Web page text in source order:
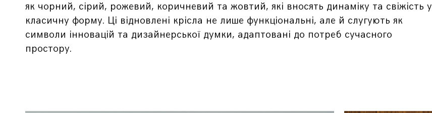
як чорний, сірий, рожевий, коричневий та жовтий, які вносять динаміку та свіжість у
класичну форму. Ці відновлені крісла не лише функціональні, але й слугують як
символи інновацій та дизайнерської думки, адаптовані до потреб сучасного
простору.